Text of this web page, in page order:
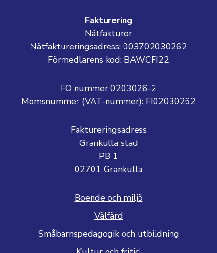
Fakturering
Nätfakturor
Nätfaktureringsadress: 003702030262
Förmedlarens kod: BAWCFI22
FO nummer 0203026-2
Momsnummer (VAT-nummer): FI02030262
Faktureringsadress
Grankulla stad
PB 1
02701 Grankulla
Boende och miljö
Välfärd
Småbarnspedagogik och utbildning